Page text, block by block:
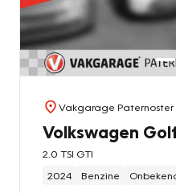
Vakgarage Paternoster
Volkswagen
2.0 TSI GTI
2024
Benzine